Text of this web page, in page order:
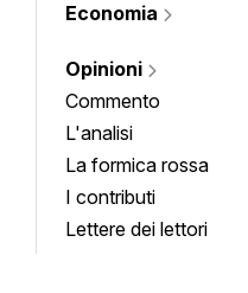
Economia
Opinioni
Commento
L'analisi
La formica rossa
I contributi
Lettere dei lettori